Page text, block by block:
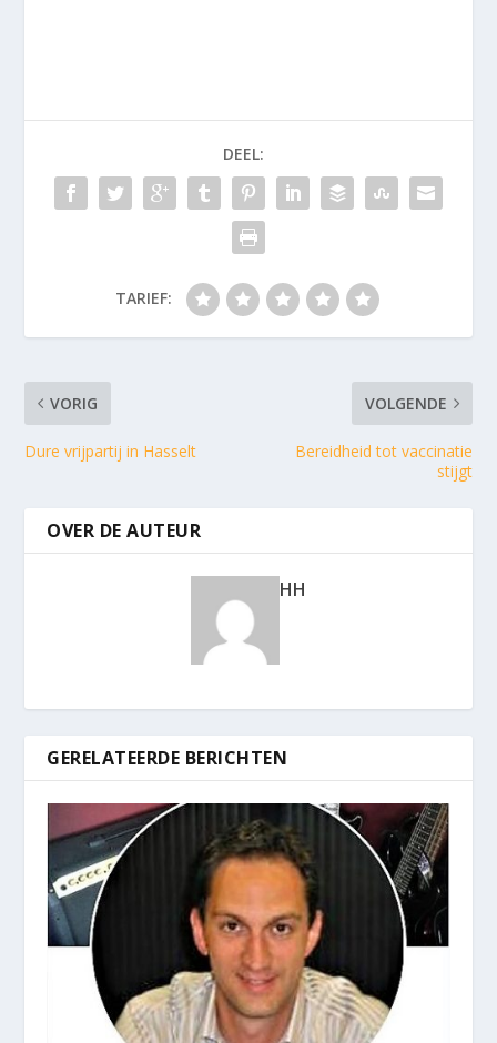
DEEL:
TARIEF:
VORIG
Dure vrijpartij in Hasselt
VOLGENDE
Bereidheid tot vaccinatie
stijgt
OVER DE AUTEUR
HH
GERELATEERDE BERICHTEN